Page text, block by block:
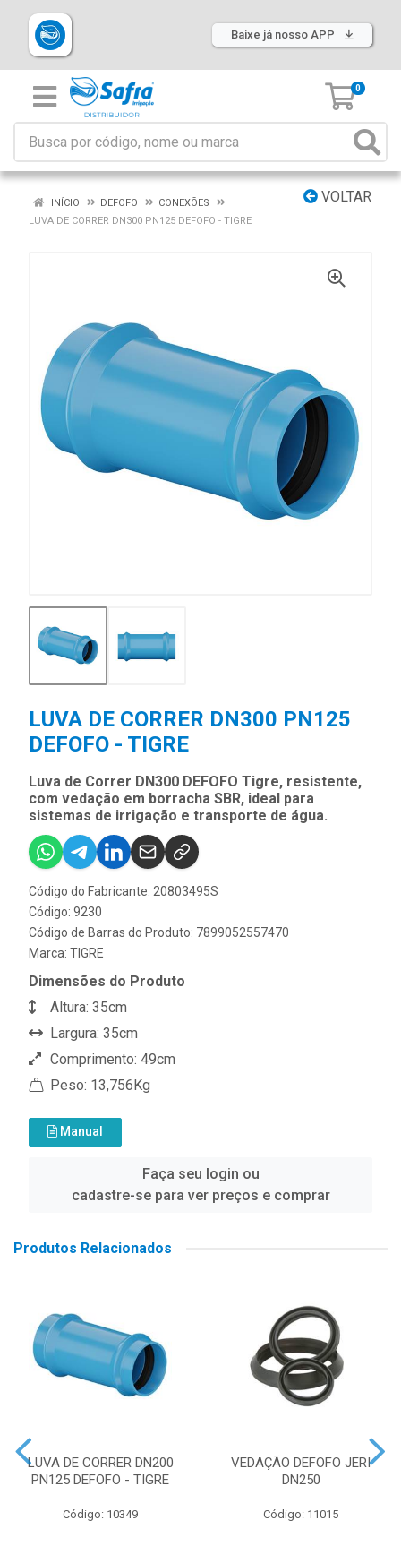
Baixe já nosso APP
0
VOLTAR
INÍCIO DEFOFO
CONEXÕES
LUVA DE CORRER DN300 PN125 DEFOFO - TIGRE
LUVA DE CORRER DN300 PN125
DEFOFO - TIGRE
Luva de Correr DN300 DEFOFO Tigre, resistente,
com vedação em borracha SBR, ideal para
sistemas de irrigação e transporte de água.
Código do Fabricante: 20803495S
Código: 9230
Código de Barras do Produto: 7899052557470
Marca: TIGRE
Dimensões do Produto
Altura: 35cm
Largura: 35cm
Comprimento: 49cm
Peso: 13,756Kg
Manual
Faça seu login ou
cadastre-se para ver preços e comprar
Produtos Relacionados
LUVA DE CORRER DN200
PN125 DEFOFO - TIGRE
Código: 10349
VEDAÇÃO DEFOFO JERI
DN250
Código: 11015